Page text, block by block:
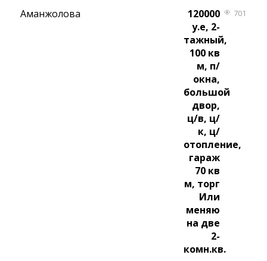
Аманжолова
120000
у.е, 2-
тажный,
100 кв
м, п/
окна,
большой
двор,
ц/в, ц/
к, ц/
отопление,
гараж
70 кв
м, торг
Или
меняю
на две
2-
комн.кв.
701